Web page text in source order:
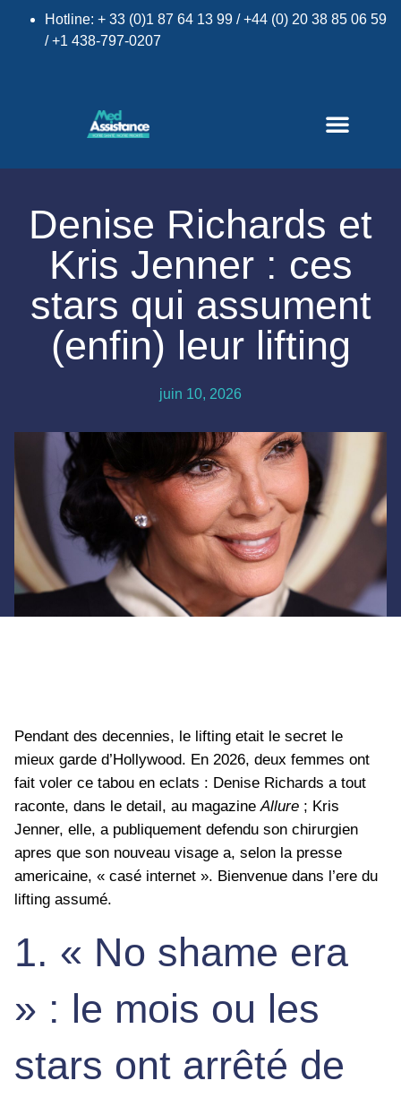
Hotline: + 33 (0)1 87 64 13 99 / +44 (0) 20 38 85 06 59
/ +1 438-797-0207
Denise Richards et
Kris Jenner : ces
stars qui assument
(enfin) leur lifting
juin 10, 2026
Pendant des decennies, le lifting etait le secret le
mieux garde d’Hollywood. En 2026, deux femmes ont
fait voler ce tabou en eclats : Denise Richards a tout
raconte, dans le detail, au magazineAllure ; Kris
Jenner, elle, a publiquement defendu son chirurgien
apres que son nouveau visage a, selon la presse
americaine, « casé internet ». Bienvenue dans l’ere du
lifting assumé.
1. « No shame era
» : le mois ou les
stars ont arrêté de
×